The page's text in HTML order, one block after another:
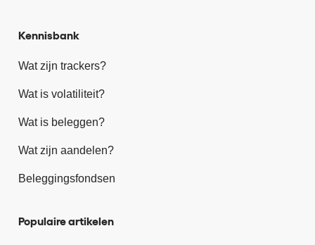
Kennisbank
Wat zijn trackers?
Wat is volatiliteit?
Wat is beleggen?
Wat zijn aandelen?
Beleggingsfondsen
Populaire artikelen